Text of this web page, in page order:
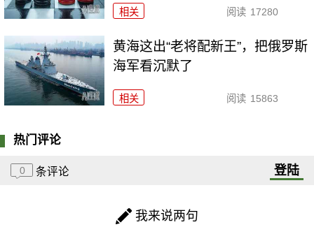
相关 阅读 17280
黄海这出“老将配新王”，把俄罗斯
海军看沉默了
相关 阅读 15863
热门评论
0 条评论 登陆
我来说两句